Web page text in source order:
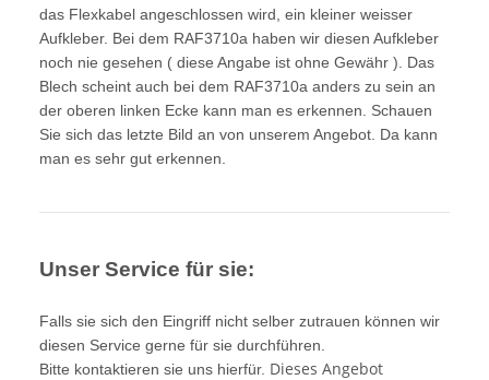
das Flexkabel angeschlossen wird, ein kleiner weisser
Aufkleber. Bei dem RAF3710a haben wir diesen Aufkleber
noch nie gesehen ( diese Angabe ist ohne Gewähr ). Das
Blech scheint auch bei dem RAF3710a anders zu sein an
der oberen linken Ecke kann man es erkennen. Schauen
Sie sich das letzte Bild an von unserem Angebot. Da kann
man es sehr gut erkennen.
Unser Service für sie:
Falls sie sich den Eingriff nicht selber zutrauen können wir
diesen Service gerne für sie durchführen.
Bitte kontaktieren sie uns hierfür. Dieses Angebot